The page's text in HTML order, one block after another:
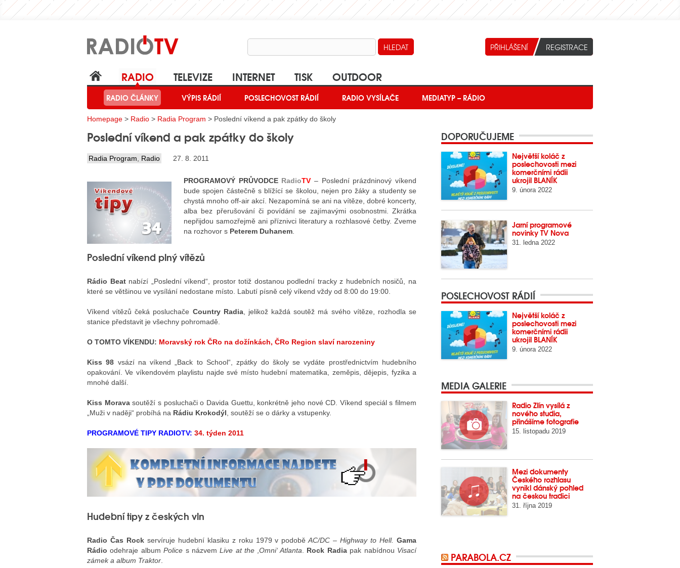
RADIO
RADIO ČLÁNKY VÝPIS RÁDIÍ POSLECHOVOST RÁDIÍ RADIO VYSÍLAČE MEDIATYP – RÁDIO
TELEVIZE INTERNET TISK OUTDOOR
Homepage > Radio > Radia Program > Poslední víkend a pak zpátky do školy
Poslední víkend a pak zpátky do školy
Radia Program Radio 27. 8. 2011
PROGRAMOVÝ PRŮVODCE RadioTV – Poslední prázdninový víkend
bude spojen částečně s blížící se školou, nejen pro žáky a studenty se
chystá mnoho off-air akcí. Nezapomíná se ani na vítěze, dobré koncerty,
alba bez přerušování či povídání se zajímavými osobnostmi. Zkrátka
nepřijdou samozřejmě ani příznivci literatury a rozhlasové četby. Zveme
na rozhovor s Peterem Duhanem
Poslední víkend plný vítězů
Rádio Beatnabízí „Poslední víkend“, prostor totiž dostanou podlední tracky z hudebních nosičů, na
které se většinou ve vysílání nedostane místo. Labutí písně celý víkend vždy od 8:00 do 19:00.
Víkend vítězů čeká posluchače Country Radia, jelikož každá soutěž má svého vítěze, rozhodla se
stanice představit je všechny pohromadě.
O TOMTO VÍKENDU: Moravský rok ČRo na dožínkách, ČRo Region slaví narozeniny
Kiss 98 vsází na víkend „Back to School“, zpátky do školy se vydáte prostřednictvím hudebního
opakování. Ve víkendovém playlistu najde své místo hudební matematika, zeměpis, dějepis, fyzika a
mnohé další.
Kiss Moravasoutěží s posluchači o Davida Guettu, konkrétně jeho nové CD. Víkend speciál s filmem
„Muži v naději“ probíhá na Rádiu Krokodýl , soutěží se o dárky a vstupenky.
PROGRAMOVÉ TIPY RADIOTV: 34. týden 2011
Hudební tipy z českých vln
Radio Čas Rockservíruje hudební klasiku z roku 1979 v podobě AC/DC – Highway to Hell. Gama
Rádio odehraje albumPolice s názvemLive at the ‚Omni‘ Atlanta. Rock Radiapak nabídnou Visací
zámek a album Traktor.
DOPORUČUJEME
Největší koláč z
poslechovosti mezi
komerčními rádii
ukrojil BLANÍK
9. února 2022
Jarní programové
novinky TV Nova
31. ledna 2022
POSLECHOVOST RÁDIÍ
Největší koláč z
poslechovosti mezi
komerčními rádii
ukrojil BLANÍK
9. února 2022
MEDIA GALERIE
Radio Zlín vysílá z
nového studia,
přinášíme fotografie
15. listopadu 2019
Mezi dokumenty
Českého rozhlasu
vynikl dánský pohled
na českou tradici
31. října 2019
PARABOLA.CZ